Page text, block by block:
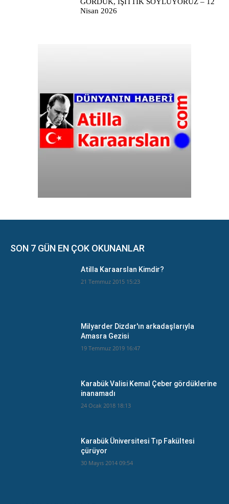
GÖRDÜK, İŞİTTİK SÖYLÜYORUZ – 12
Nisan 2026
SON 7 GÜN EN ÇOK OKUNANLAR
Atilla Karaarslan Kimdir?
21 Temmuz 2015 15:23
Milyarder Dizdar'ın arkadaşlarıyla
Amasra Gezisi
19 Temmuz 2019 16:47
Karabük Valisi Kemal Çeber gördüklerine
inanamadı
24 Ocak 2018 18:13
Karabük Üniversitesi Tıp Fakültesi
çürüyor
30 Mayıs 2014 09:54